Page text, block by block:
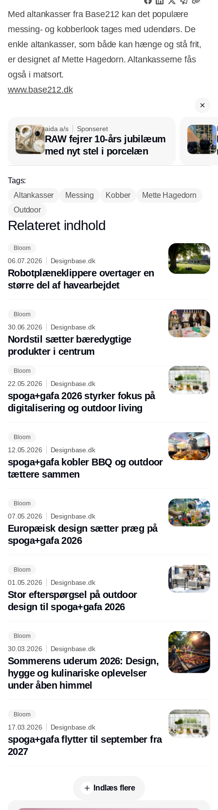
Med altankasser fra Base212 kan det populære
messing- og kobberlook tages med udendørs. De
enkle altankasser, som både kan hænge og stå frit,
er designet af Mette Hagedorn. Altankasserne fås
også i matsort.
www.base212.dk
Annonce
aida a/s Sponseret
RAW fejrer 10-års jubilæum
med nyt stel i porcelæn
Tags:
Altankasser
Messing Kobber
Mette Hagedorn
Outdoor
Annonce
Relateret indhold
Bloom
06.07.2026 Designbase.dk
Robotplæneklippere overtager en
større del af havearbejdet
Bloom
30.06.2026 Designbase.dk
Nordstil sætter bæredygtige
produkter i centrum
Bloom
22.05.2026 Designbase.dk
spoga+gafa 2026 styrker fokus på
digitalisering og outdoor living
Bloom
12.05.2026 Designbase.dk
spoga+gafa kobler BBQ og outdoor
tættere sammen
Bloom
07.05.2026 Designbase.dk
Europæisk design sætter præg på
spoga+gafa 2026
Bloom
01.05.2026 Designbase.dk
Stor efterspørgsel på outdoor
design til spoga+gafa 2026
Bloom
30.03.2026 Designbase.dk
Sommerens uderum 2026: Design,
hygge og kulinariske oplevelser
under åben himmel
Bloom
17.03.2026 Designbase.dk
spoga+gafa flytter til september fra
2027
Indlæs flere
Annonce